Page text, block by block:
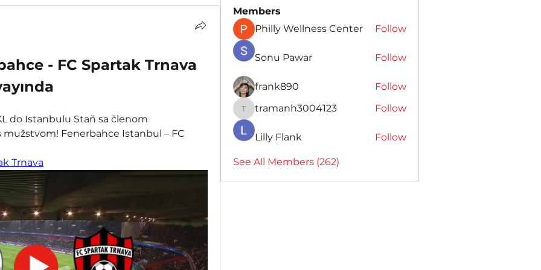
- FC Spartak Trnava
do Istanbulu Staň sa členom
Fenerbahce Istanbul – FC
Trnava
Members
Philly Wellness Center
Follow
Sonu Pawar Follow
frank890 Follow
tramanh3004123
tramanh3004123 Follow
Lilly Flank Follow
See All Members (262)